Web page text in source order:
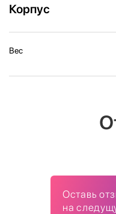
Корпус
Вес
Оставь
на